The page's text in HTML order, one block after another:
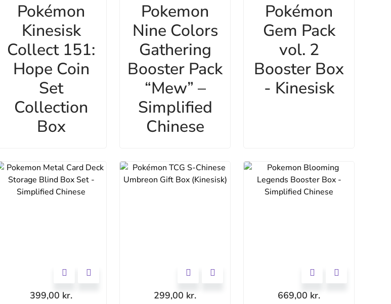
Pokémon
Kinesisk
Collect 151:
Hope Coin
Set
Collection
Box
Pokemon
Nine Colors
Gathering
Booster Pack
“Mew” –
Simplified
Chinese
Pokémon
Gem Pack
vol. 2
Booster Box
- Kinesisk
399,00 kr. 299,00 kr. 669,00 kr.